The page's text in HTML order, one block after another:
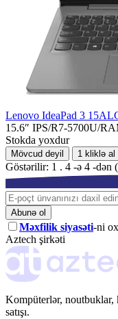
Lenovo IdeaPad 3
15.6″ IPS/R7-5700U/
Stokda yoxdur
Mövcud deyil 1 kliklə al
Göstərilir: 1 . 4 -ə 4 -dən
Abunə ol
Məxfilik siyasəti-ni
Aztech şirkəti
Kompüterlər, noutbuklar,
satışı.